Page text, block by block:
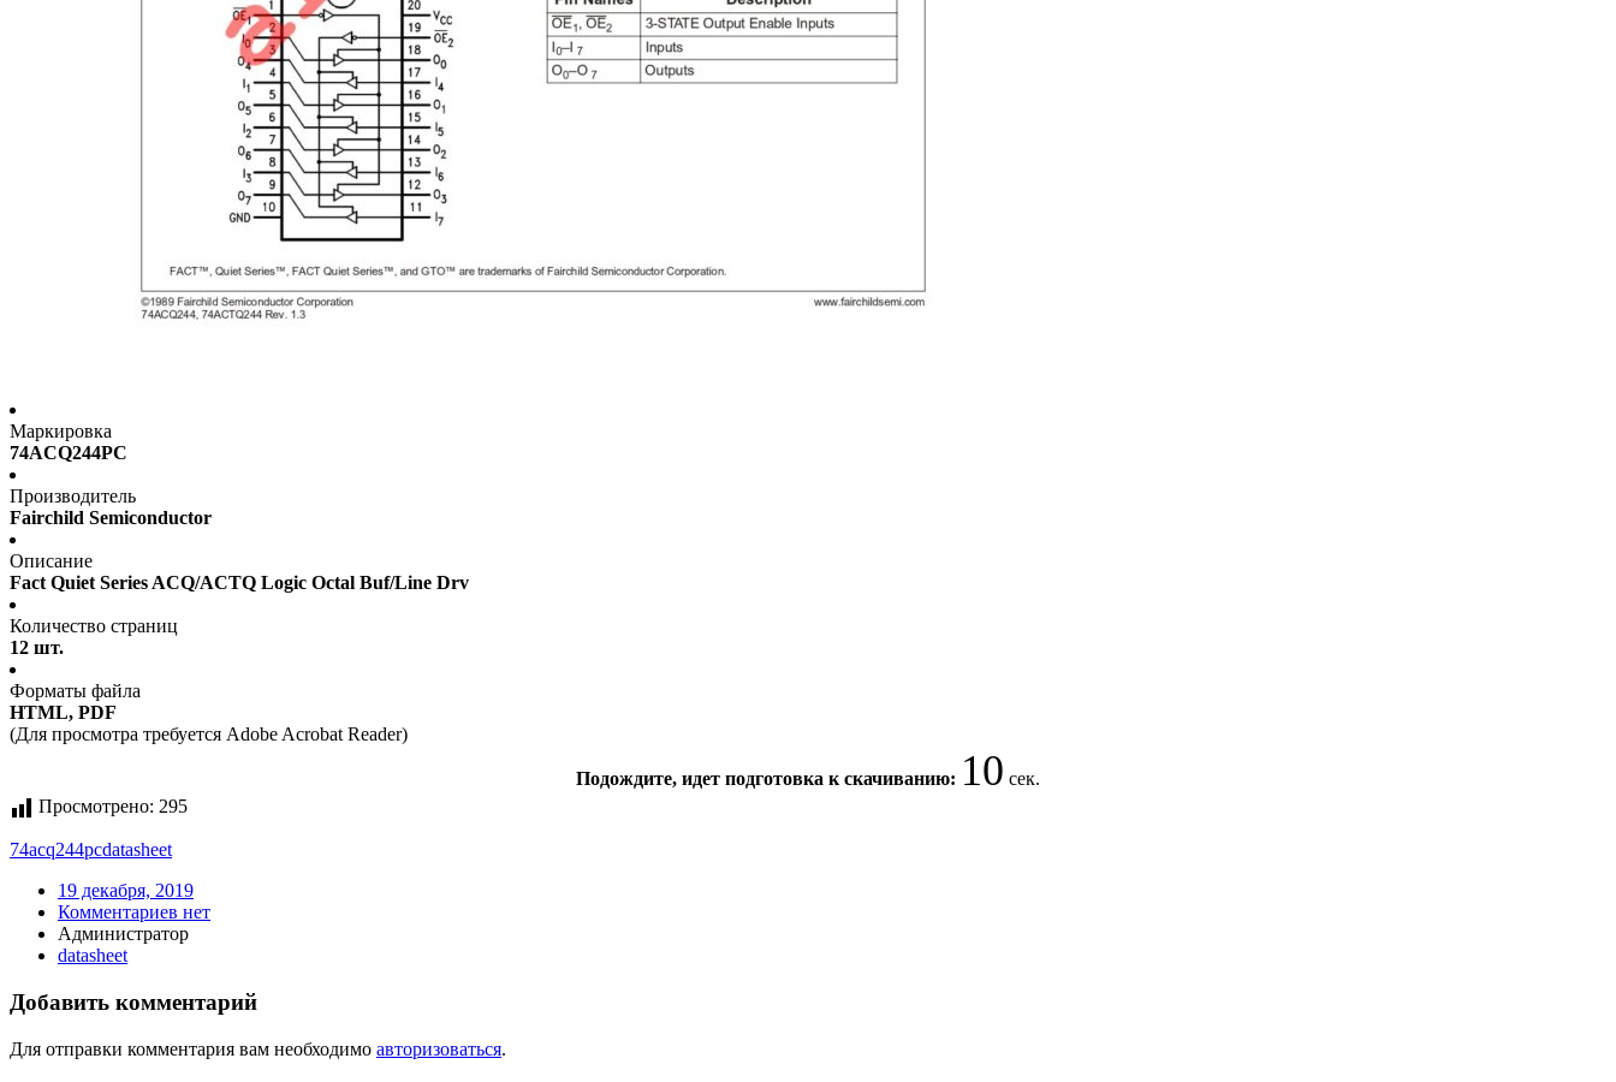
Маркировка
74ACQ244PC
Производитель
Fairchild Semiconductor
Описание
Fact Quiet Series ACQ/ACTQ Logic Octal Buf/Line Drv
Количество страниц
12 шт.
Форматы файла
HTML, PDF
(Для просмотра требуется Adobe Acrobat Reader)
Подождите, идет подготовка к скачиванию: 10 сек.
Просмотрено: 295
74acq244pcdatasheet
19 декабря, 2019
Комментариев нет
Администратор
datasheet
Добавить комментарий
Для отправки комментария вам необходимо авторизоваться.